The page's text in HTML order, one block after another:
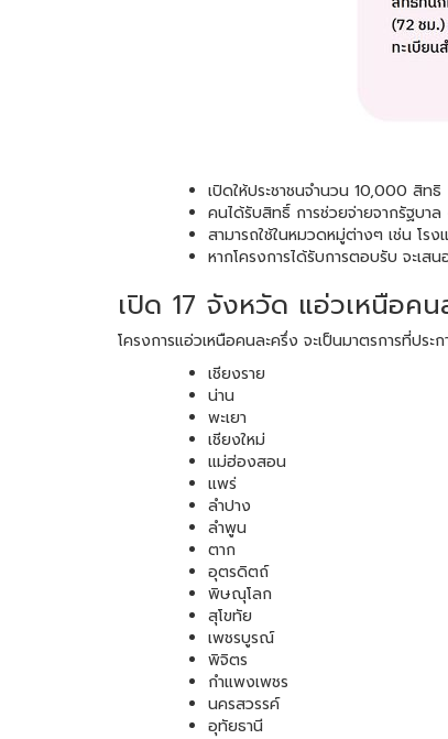
เปิดให้ประชาชนจำนวน 10,000 สิทธิ
คนได้รับสิทธิ์ การช่วยจ่ายจากรัฐบาล
สามารถใช้ในหมวดหมู่ต่างๆ เช่น โร
หากโครงการได้รับการตอบรับ จะเ
เปิด 17 จังหวัด แอ่วเหนือคน
โครงการแอ่วเหนือคนละครึ่ง จะเป็นมาตรการที่ประ
เชียงราย
น่าน
พะเยา
เชียงใหม่
แม่ฮ่องสอน
แพร่
ลำปาง
ลำพูน
ตาก
อุตรดิตถ์
พิษณุโลก
สุโขทัย
เพชรบูรณ์
พิจิตร
กำแพงเพชร
นครสวรรค์
อุทัยธานี